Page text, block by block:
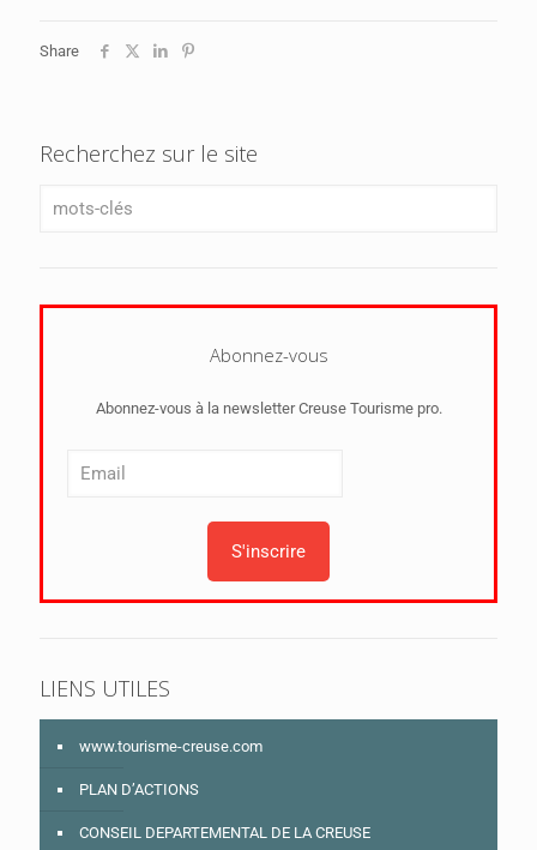
Share
Recherchez sur le site
Abonnez-vous
Abonnez-vous à la newsletter Creuse Tourisme pro.
LIENS UTILES
www.tourisme-creuse.com
PLAN D’ACTIONS
CONSEIL DEPARTEMENTAL DE LA CREUSE